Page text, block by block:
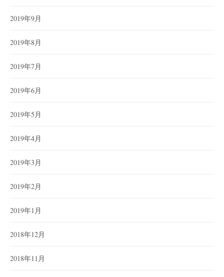
2019年9月
2019年8月
2019年7月
2019年6月
2019年5月
2019年4月
2019年3月
2019年2月
2019年1月
2018年12月
2018年11月